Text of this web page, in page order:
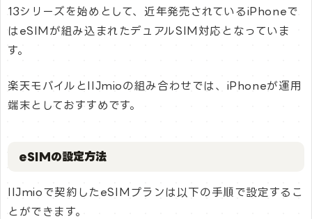
13シリーズを始めとして、近年発売されているiPhoneで
はeSIMが組み込まれたデュアルSIM対応となっていま
す。
楽天モバイルとIIJmioの組み合わせでは、iPhoneが運用
端末としておすすめです。
eSIMの設定方法
IIJmioで契約したeSIMプランは以下の手順で設定するこ
とができます。